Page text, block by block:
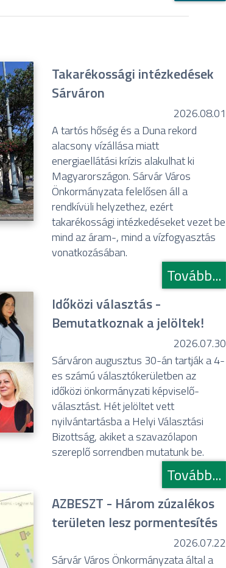
Takarékossági intézkedések
Sárváron
2026.08.01
A tartós hőség és a Duna rekord
alacsony vízállása miatt
energiaellátási krízis alakulhat ki
Magyarországon. Sárvár Város
Önkormányzata felelősen áll a
rendkívüli helyzethez, ezért
takarékossági intézkedéseket vezet be
mind az áram-, mind a vízfogyasztás
vonatkozásában.
Tovább...
Időközi választás -
Bemutatkoznak a jelöltek!
2026.07.30
Sárváron augusztus 30-án tartják a 4-
es számú választókerületben az
időközi önkormányzati képviselő-
választást. Hét jelöltet vett
nyilvántartásba a Helyi Választási
Bizottság, akiket a szavazólapon
szereplő sorrendben mutatunk be.
Tovább...
AZBESZT - Három zúzalékos
területen lesz pormentesítés
2026.07.22
Sárvár Város Önkormányzata által a